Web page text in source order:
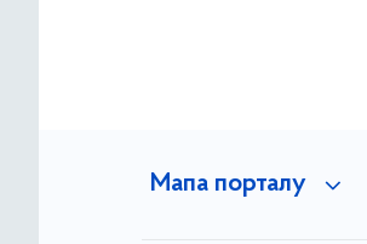
Мапа порталу